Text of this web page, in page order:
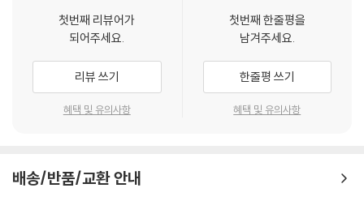
는 리듬과 우리말의 리듬이 다릅니다. 그리고 그들의 시작법(詩作法)과
우리의 시작법이 아주 다르기 때문입니다. 그래서 시의 번역을, 부정적으
로는 ‘반역’이라고 하고, 긍정적으로는 ‘하나의 해석’ 또는 ‘또 다른 창작’이
저의 나이가 여든아홉이 되었습니다. 그런데 서너 해 전까지 틈틈이 독일
번역한 시는 무엇보다도 완벽한 우리 시가 되어 있어야 한다고 고집하고
첫번째 리뷰어가
되어주세요.
리뷰 쓰기
혜택 및 유의사항
첫번째 한줄평을
남겨주세요.
한줄평 쓰기
혜택 및 유의사항
배송/반품/교환 안내